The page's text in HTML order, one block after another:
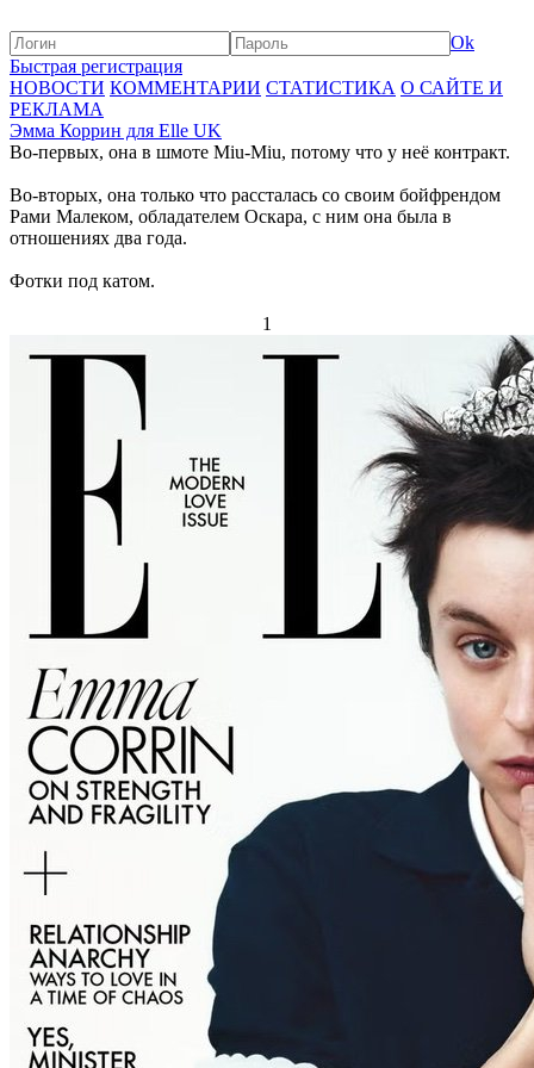
Ok
Быстрая регистрация
НОВОСТИ КОММЕНТАРИИ СТАТИСТИКА О САЙТЕ И
РЕКЛАМА
Эмма Коррин для Elle UK
Во-первых, она в шмоте Miu-Miu, потому что у неё контракт.
Во-вторых, она только что рассталась со своим бойфрендом
Рами Малеком, обладателем Оскара, с ним она была в
отношениях два года.
Фотки под катом.
1